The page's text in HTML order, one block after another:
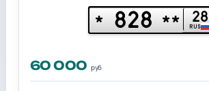
* 828 ** 28
RUS
60 000 руб